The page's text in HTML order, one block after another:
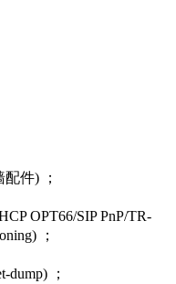
件) ；
OPT66/SIP PnP/TR-
；
dump) ；